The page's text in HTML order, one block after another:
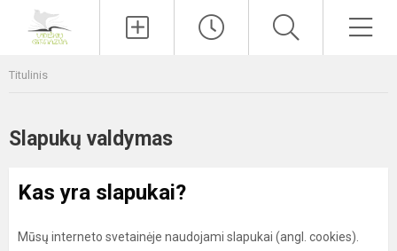
Titulinis
Slapukų valdymas
Kas yra slapukai?
Mūsų interneto svetainėje naudojami slapukai (angl. cookies).